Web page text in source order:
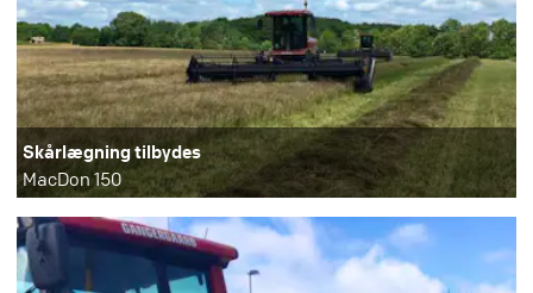
Skårlægning tilbydes
MacDon 150